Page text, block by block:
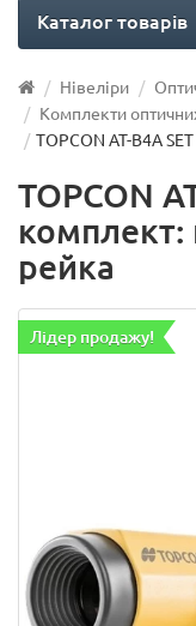
Каталог товарів
Нівеліри
Комплекти
TOPCON AT-B4A
TOPCON
комплект:
рейка
Лідер продажу!